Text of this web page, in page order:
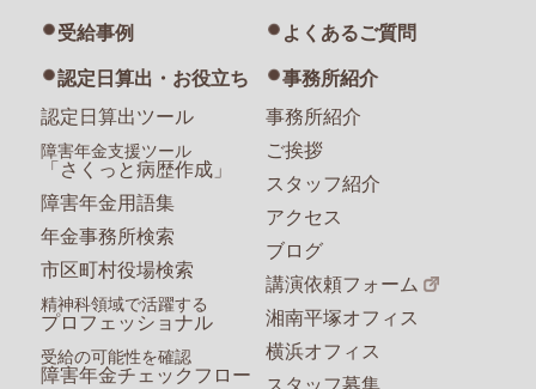
受給事例 よくあるご質問
認定日算出・お役立ち
認定日算出ツール
障害年金支援ツール
「さくっと病歴作成」
障害年金用語集
年金事務所検索
市区町村役場検索
精神科領域で活躍する
プロフェッショナル
受給の可能性を確認
障害年金チェックフロー
事務所紹介
事務所紹介
ご挨拶
スタッフ紹介
アクセス
ブログ
講演依頼フォーム
湘南平塚オフィス
横浜オフィス